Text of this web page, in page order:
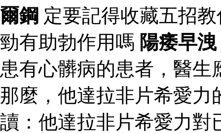
爾鋼 定要記得收藏五招
勁有助勃作用嗎 陽痿早洩
患有心髒病的患者，醫
那麼，他達拉非片希愛
讀：他達拉非片希愛力對